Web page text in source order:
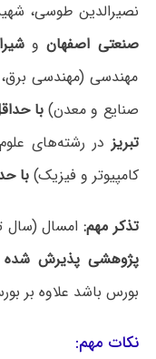
نصیرالدین طوسی،
صنعتی اصفهانو
مهندسی (مهندسی برق،
صنایع و معدن)با
تبریز در رشته‌های
کامپیوتر و فیزیک)با
تذکر مهم: امسال (سال
پژوهشی پذیرش شده
بورس باشد علاوه بر
نکات مهم: